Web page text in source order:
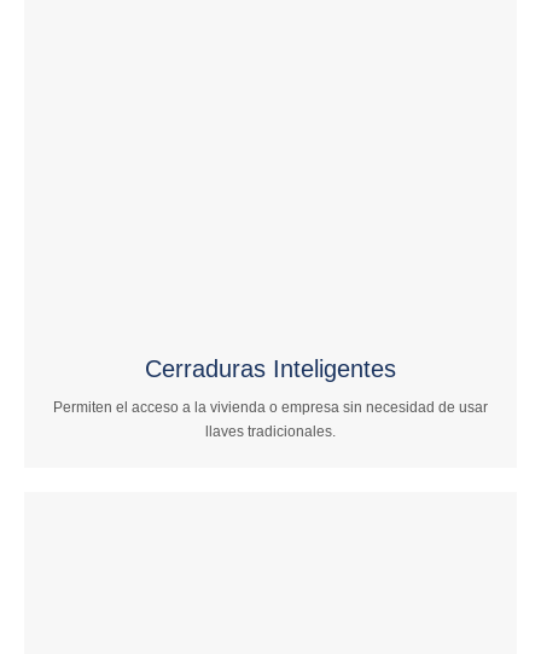
Cerraduras Inteligentes
Permiten el acceso a la vivienda o empresa sin necesidad de usar
llaves tradicionales.